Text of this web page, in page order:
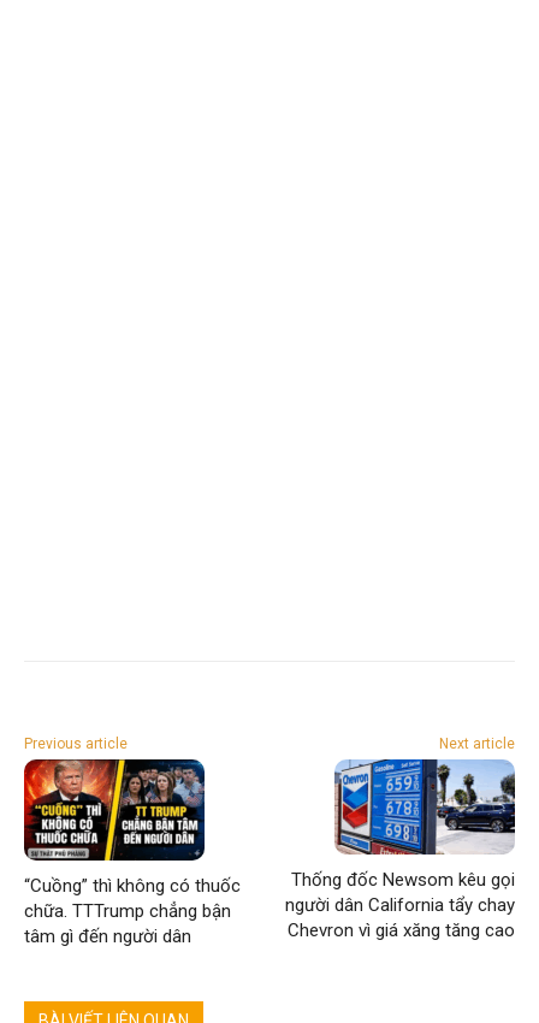
Previous article
“Cuồng” thì không có thuốc
chữa. TTTrump chẳng bận
tâm gì đến người dân
Next article
Thống đốc Newsom kêu gọi
người dân California tẩy chay
Chevron vì giá xăng tăng cao